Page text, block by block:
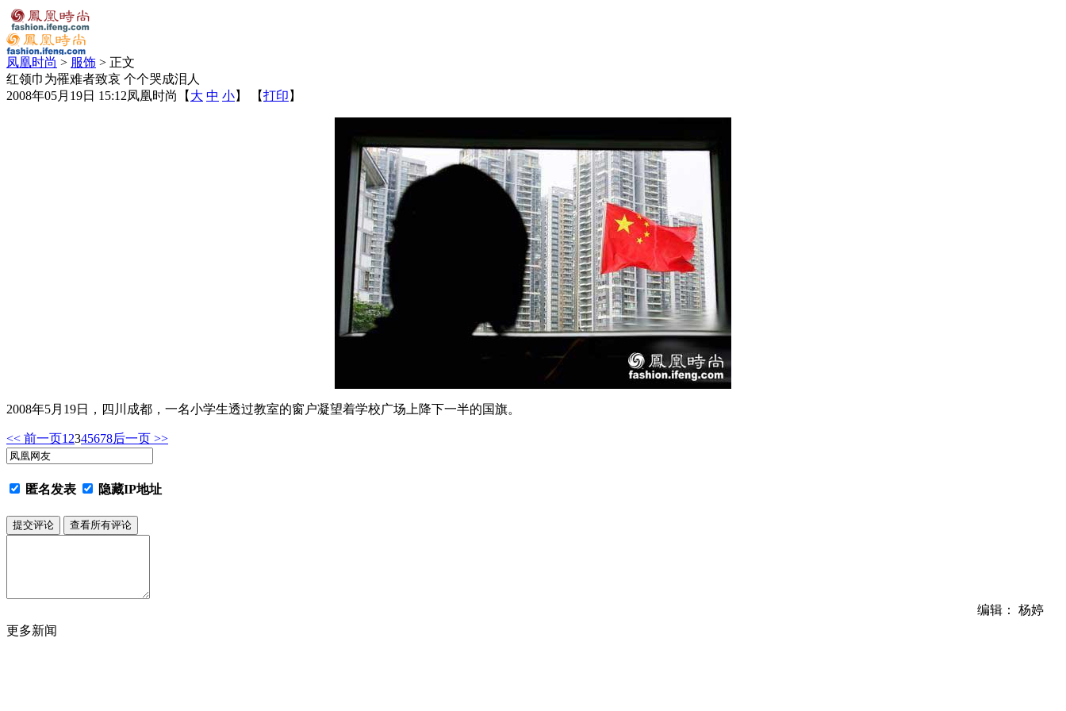
凤凰时尚 > 服饰 > 正文
红领巾为罹难者致哀 个个哭成泪人
2008年05月19日 15:12凤凰时尚 【 大 中 小】 【打印 】
2008年5月19日，四川成都，一名小学生透过教室的窗户凝望着学校广场上降下一半的国旗。
<< 前一页1 2345678后一页 >>
匿名发表 隐藏IP地址
编辑： 杨婷
更多新闻